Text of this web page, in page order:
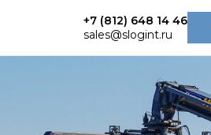
+7 (812) 648 14 46
sales@slogint.ru